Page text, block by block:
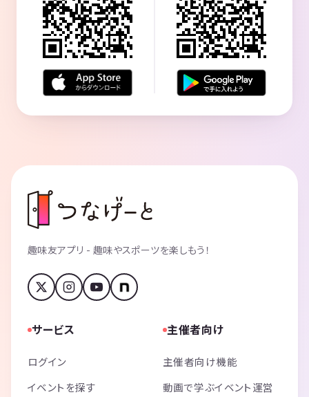
趣味友アプリ - 趣味やスポーツを楽しもう！
サービス
ログイン
イベントを探す
主催者向け
主催者向け機能
動画で学ぶイベント運営